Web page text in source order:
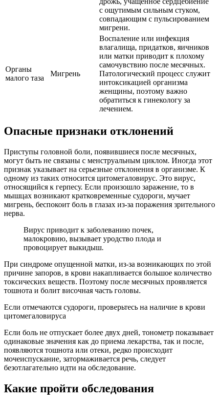
с ощутимым сильным стуком,
совпадающим с пульсированием
мигрени.
Органы
малого таза
Мигрень
Воспаление или инфекция
влагалища, придатков, яичников
или матки приводит к плохому
самочувствию после месячных.
Патологический процесс служит
интоксикацией организма
женщины, поэтому важно
обратиться к гинекологу за
лечением.
Опасные признаки отклонений
Приступы головной боли, появившиеся после месячных,
могут быть не связаны с менструальным циклом. Иногда этот
признак указывает на серьезные отклонения в организме. К
одному из таких относится цитомегаловирус. Это вирус,
относящийся к герпесу. Если произошло заражение, то в
мышцах возникают кратковременные судороги, мучает
мигрень, беспокоит боль в глазах из-за поражения зрительного
нерва.
Вирус приводит к заболеванию почек,
малокровию, вызывает уродство плода и
провоцирует выкидыш.
При синдроме опущенной матки, из-за возникающих по этой
причине запоров, в крови накапливается большое количество
токсических веществ. Поэтому после месячных проявляется
тошнота и болит височная часть головы.
Если отмечаются судороги, проверьтесь на наличие в крови
цитомегаловируса
Если боль не отпускает более двух дней, тонометр показывает
одинаковые значения как до приема лекарства, так и после,
появляются тошнота или отеки, редко происходит
мочеиспускание, затормаживается речь, следует
безотлагательно идти на обследование.
Какие пройти обследования